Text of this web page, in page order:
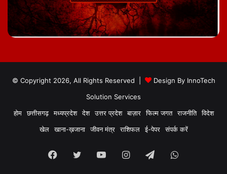
© Copyright 2026, All Rights Reserved | Design By InnoTech
Solution Services
होम
छत्तीसगढ़ मध्यप्रदेश देश उत्तर प्रदेश बाज़ार फिल्म जगत राजनीति
विदेश
खेल
खाना-ख़जाना जीवन मंत्र राशिफल ई-पेपर संपर्क करें
Facebook
TwitterYouTubeInstagram
TelegramWhatsApp